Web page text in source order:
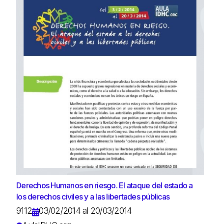
Derechos Humanos en riesgo. El ataque del estado a
los derechos civiles y a las libertades públicas
9112
03/02/2014 al 20/03/2014